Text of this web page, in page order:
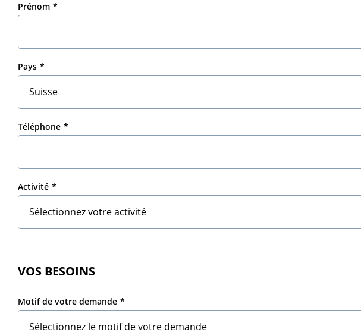
Prénom
Pays
Téléphone
Activité
VOS BESOINS
Motif de votre demande